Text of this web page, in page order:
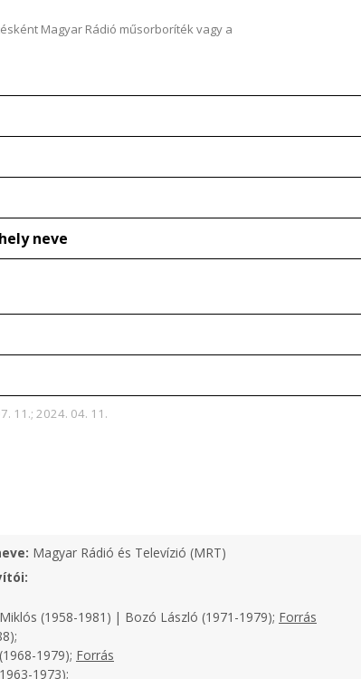
Magyar Rádió műsorboríték vagy a
neve
11.; 2024. 04. 11.
Magyar Rádió és Televízió (MRT)
(1958-1981) | Bozó László (1971-1979); Forrás
1979); Forrás
1973);